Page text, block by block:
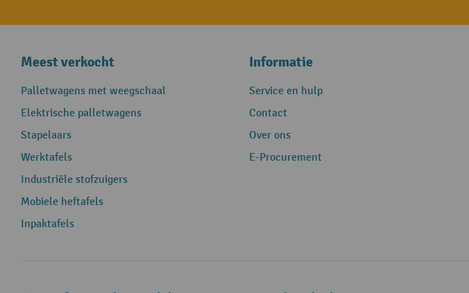
Meest verkocht
Palletwagens met weegschaal
Elektrische palletwagens
Stapelaars
Werktafels
Industriële stofzuigers
Mobiele heftafels
Inpaktafels
Informatie
Service en hulp
Contact
Over ons
E-Procurement